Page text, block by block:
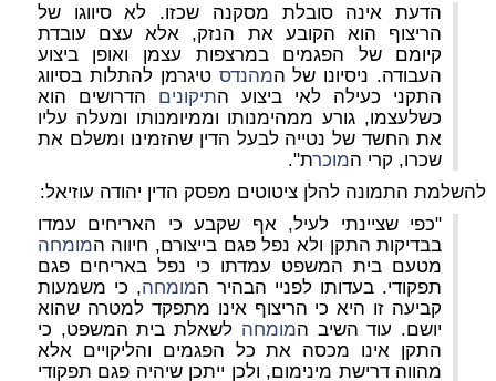
הדעת אינה סובלת מסקנה שכזו. לא סיווגו של
הריצוף הוא הקובע את הנזק, אלא עצם עובדת
קיומם של הפגמים במרצפות עצמן ואופן ביצוע
העבודה. ניסיונו של המהנדס טיגרמן להתלות בסיווג
התקני כעילה לאי ביצוע התיקונים הדרושים הוא
כשלעצמו, גורע ממהימנותו וממיומנותו ומעלה עליו
את החשד של נטייה לבעל הדין שהזמינו ומשלם את
שכרו, קרי המוכרת".
להשלמת התמונה להלן ציטוטים מפסק הדין יהודה עוזיאל:
"כפי שציינתי לעיל, אף שקבע כי האריחים עמדו
בבדיקות התקן ולא נפל פגם בייצורם, חיווה המומחה
מטעם בית המשפט עמדתו כי נפל באריחים פגם
תפקודי. בעדותו לפניי הבהיר המומחה, כי משמעות
קביעה זו היא כי הריצוף אינו מתפקד למטרה שהוא
יושם. עוד השיב המומחה לשאלת בית המשפט, כי
התקן אינו מכסה את כל הפגמים והליקויים אלא
מהווה דרישת מינימום, ולכן ייתכן שיהיה פגם תפקודי